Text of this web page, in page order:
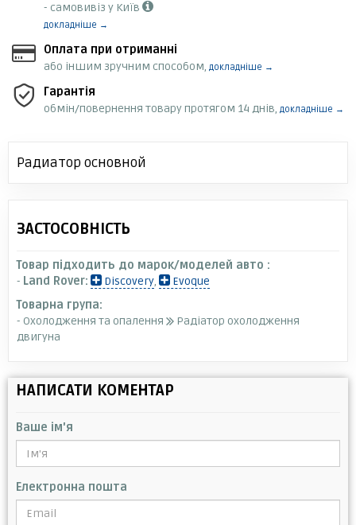
- самовивіз у Київ
докладніше →
Оплата при отриманні
або іншим зручним способом, докладніше →
Гарантія
обмін/повернення товару протягом 14 днів, докладніше →
Радиатор основной
ЗАСТОСОВНІСТЬ
Товар підходить до марок/моделей авто :
- Land Rover: Discovery,
Evoque
Товарна група:
- Охолодження та опалення
Радіатор охолодження
двигуна
НАПИСАТИ КОМЕНТАР
Ваше ім'я
Електронна пошта